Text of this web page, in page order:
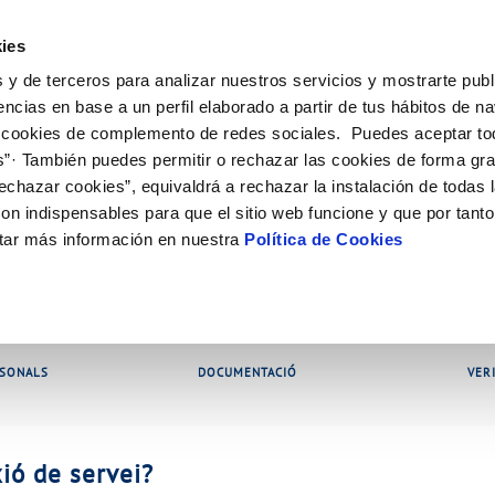
y de terceros para analizar nuestros servicios y mostrarte
en base a un perfil elaborado a partir de tus hábitos de
de complemento de redes sociales. Puedes aceptar
También puedes permitir o rechazar las cookies de forma
cookies”, equivaldrá a rechazar la instalación de todas
indispensables para que el sitio web funcione y que por
más información en nuestra Política de Cookies
Alta subministrament
de subministrament
MODIFICACIÓ DE DADES
Actualitzar dades bancàries
Actualitzar dades de
Teu Servei
CLIENT
COMPROMÍS DE SERVEI
Customer Counsel (Defensa del
Normativa del servei
La Teva Aigua
la qualitat de l’aigua
CUIDEM L'AIGUA
Consells d'estalvi
Dipòsits comunitaris
Coneix-nos
DE GESTIÓ I CERTIFICATS
PERFIL DEL CONTRACTANT
Plataforma de contractació del
Licitacions en curs
El
DOCUMENTACIÓ
de servei?